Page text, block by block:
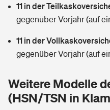
Sie haben Fragen?
Restkreditversicherung
Hochwasser-Check: Wie
Hundehalter-Haftpflicht
Private Cyberversicherung
Tools
Wer versichert was: Jetzt
Sie haben Fragen?
Rentenrechner: Wie viel Geld
11 in der
gegenüber Vorjahr (auf
11 in der
gegenüber Vorjahr (auf
Weitere Modelle
(HSN/TSN in